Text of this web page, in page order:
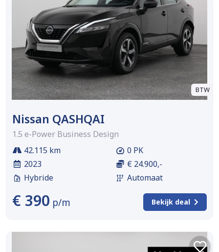
BTW
Nissan QASHQAI
1.5 e-Power Business Design
42.115 km
2023
Hybride
0 PK
€ 24.900,-
Automaat
€ 390 p/m Bekijk deal